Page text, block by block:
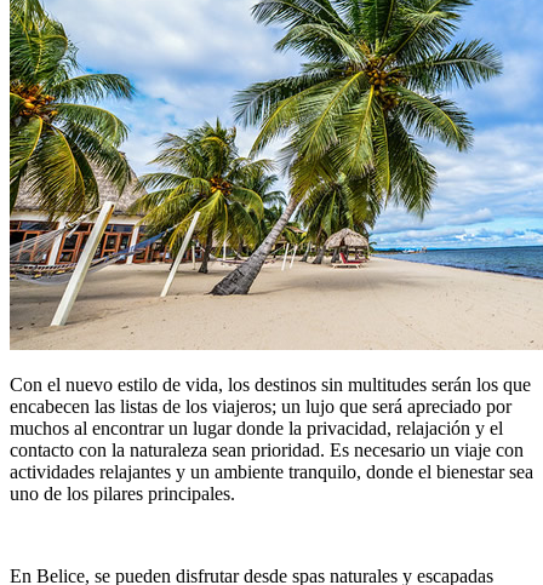
Con el nuevo estilo de vida, los destinos sin multitudes serán los que
encabecen las listas de los viajeros; un lujo que será apreciado por
muchos al encontrar un lugar donde la privacidad, relajación y el
contacto con la naturaleza sean prioridad. Es necesario un viaje con
actividades relajantes y un ambiente tranquilo, donde el bienestar sea
uno de los pilares principales.
En Belice, se pueden disfrutar desde spas naturales y escapadas